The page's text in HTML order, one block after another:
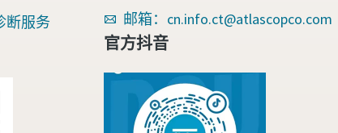
断服务
邮箱：cn.info.ct@atlascopco.com
官方抖音